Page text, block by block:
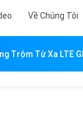
Về Chúng Tôi
Trộm Từ Xa LTE